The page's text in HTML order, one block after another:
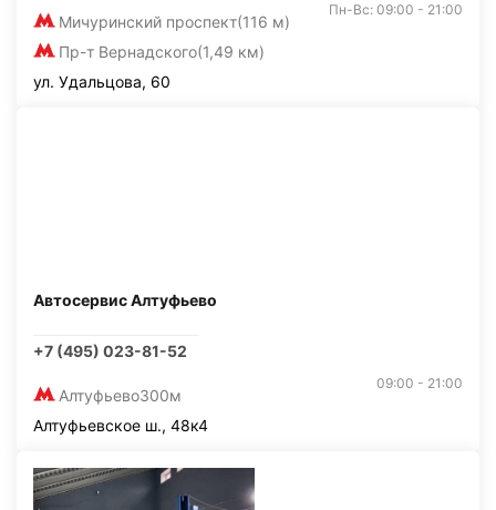
Мичуринский проспект(116 м)
Пр-т Вернадского(1,49 км)
Пн-Вс: 09:00 - 21:00
ул. Удальцова, 60
Автосервис Алтуфьево
+7 (495) 023-81-52
Алтуфьево300м
09:00 - 21:00
Алтуфьевское ш., 48к4